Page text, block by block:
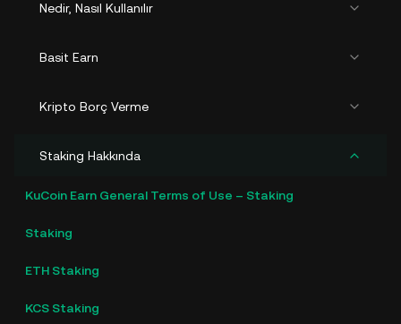
Nedir, Nasıl Kullanılır
Basit Earn
Kripto Borç Verme
Staking Hakkında
KuCoin Earn General Terms of Use – Staking
Staking
ETH Staking
KCS Staking